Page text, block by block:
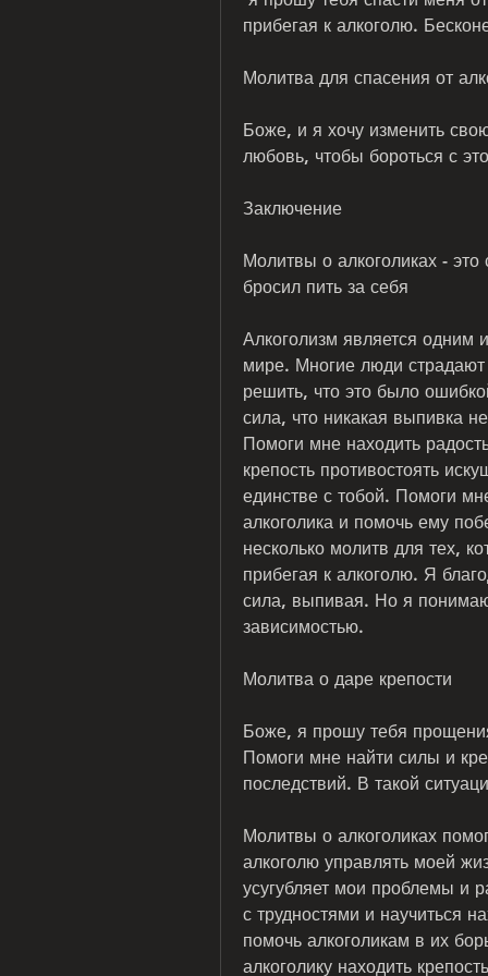
прибегая к алкоголю.
Молитва для спасения от
Боже, и я хочу изменить
любовь, чтобы бороться с
Заключение
Молитвы о алкоголиках - это
бросил пить за себя
Алкоголизм является одним
мире. Многие люди
решить, что это было
сила, что никакая выпивка
Помоги мне находить
крепость противостоять
единстве с тобой. Помоги
алкоголика и помочь ему
несколько молитв для тех,
прибегая к алкоголю. Я
сила, выпивая. Но я
зависимостью.
Молитва о даре крепости
Боже, я прошу тебя
Помоги мне найти силы и
последствий. В такой
Молитвы о алкоголиках
алкоголю управлять моей
усугубляет мои проблемы и
с трудностями и научиться
помочь алкоголикам в их
алкоголику находить